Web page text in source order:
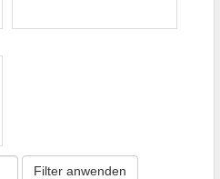
Filter anwenden